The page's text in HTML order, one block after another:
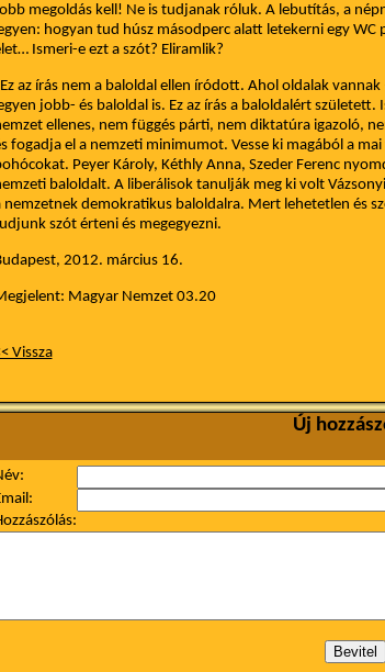
megoldás kell! Ne is tudjanak róluk. A lebutítás, a
hogyan tud húsz másodperc alatt letekerni egy
Ismeri-e ezt a szót? Eliramlik?
Ez az írás nem a baloldal ellen íródott. Ahol oldalak
jobb- és baloldal is. Ez az írás a baloldalért
ellenes, nem függés párti, nem diktatúra igazoló,
fogadja el a nemzeti minimumot. Vesse ki magából a
Peyer Károly, Kéthly Anna, Szeder Ferenc
baloldalt. A liberálisok tanulják meg ki volt
nemzetnek demokratikus baloldalra. Mert lehetetlen és
szót érteni és megegyezni.
2012. március 16.
Magyar Nemzet 03.20
Vissza
Új